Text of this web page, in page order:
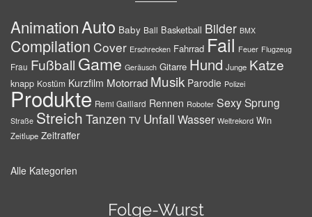
AnimationAuto Baby Ball Basketball Bilder BMX
Compilation Cover Erschrecken Fahrrad Fail Feuer Flugzeug
Frau Fußball Game Geräusch Gitarre Hund Junge Katze
knapp Kostüm Kurzfilm Motorrad Musik Parodie Polizei
Produkte Remi Gaillard Rennen Roboter SexySprung
Straße Streich Tanzen TV Unfall Wasser Weltrekord Win
Zeitlupe Zeitraffer
Alle Kategorien
Folge-Wurst